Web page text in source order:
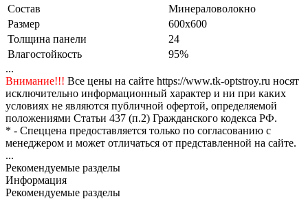
Состав
Минераловолокно
Размер
600x600
Толщина панели
24
Влагостойкость
95%
...
Внимание!!! Все цены на сайте https://www.tk-optstroy.ru носят
исключительно информационный характер и ни при каких
условиях не являются публичной офертой, определяемой
положениями Статьи 437 (п.2) Гражданского кодекса РФ.
* - Спеццена предоставляется только по согласованию с
менеджером и может отличаться от представленной на сайте.
...
Рекомендуемые разделы
Информация
Рекомендуемые разделы